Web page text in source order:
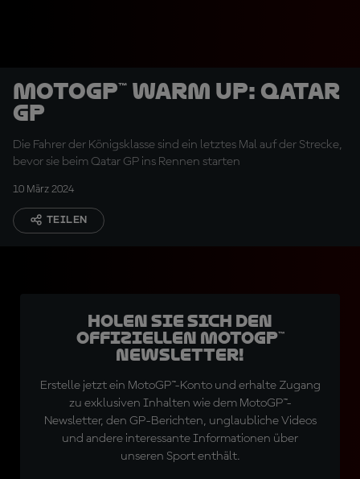
MotoGP™ Warm Up: Qatar
GP
Die Fahrer der Königsklasse sind ein letztes Mal auf der Strecke,
bevor sie beim Qatar GP ins Rennen starten
10 März 2024
TEILEN
Holen Sie sich den
offiziellen MotoGP™
Newsletter!
Erstelle jetzt ein MotoGP™-Konto und erhalte Zugang
zu exklusiven Inhalten wie dem MotoGP™-
Newsletter, den GP-Berichten, unglaubliche Videos
und andere interessante Informationen über
unseren Sport enthält.